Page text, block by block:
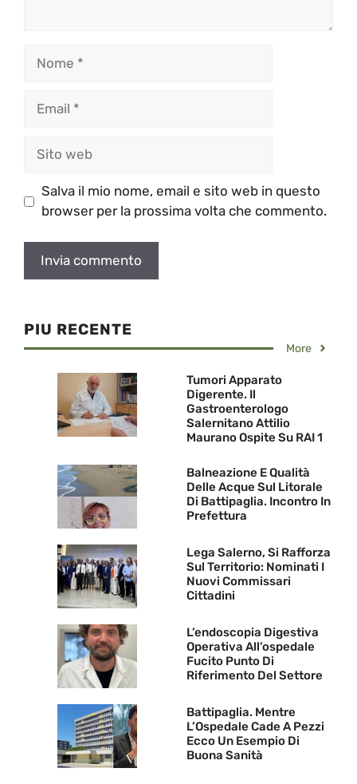
Salva il mio nome, email e sito web in questo
browser per la prossima volta che commento.
PIU RECENTE
More
Tumori Apparato
Digerente. Il
Gastroenterologo
Salernitano Attilio
Maurano Ospite Su RAI 1
Balneazione E Qualità
Delle Acque Sul Litorale
Di Battipaglia. Incontro In
Prefettura
Lega Salerno, Si Rafforza
Sul Territorio: Nominati I
Nuovi Commissari
Cittadini
L’endoscopia Digestiva
Operativa All’ospedale
Fucito Punto Di
Riferimento Del Settore
Battipaglia. Mentre
L’Ospedale Cade A Pezzi
Ecco Un Esempio Di
Buona Sanità